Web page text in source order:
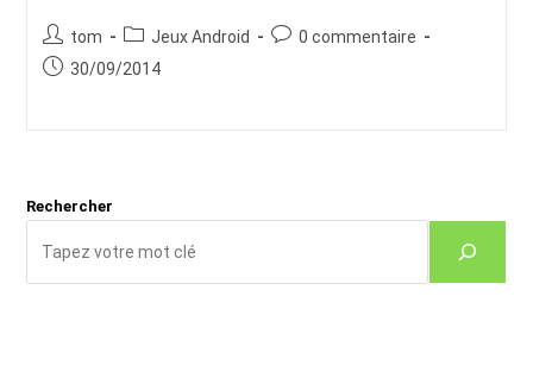
Auteur/autrice
de
tom
Post
category:
Jeux Android
Commentaires
0 commentaire
Publication
30/09/2014
Rechercher